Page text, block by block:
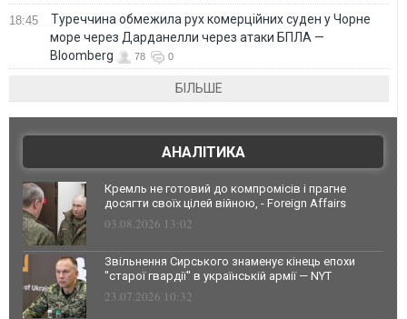
18:45
Туреччина обмежила рух комерційних суден у Чорне
море через Дарданелли через атаки БПЛА —
Bloomberg
78 0
БІЛЬШЕ
АНАЛІТИКА
Кремль не готовий до компромісів і прагне
досягти своїх цілей війною, - Foreign Affairs
03.08.2026 13:02
Звільнення Сирського знаменує кінець епохи
"старої гвардії" в українській армії — NYT
23.07.2026 10:32